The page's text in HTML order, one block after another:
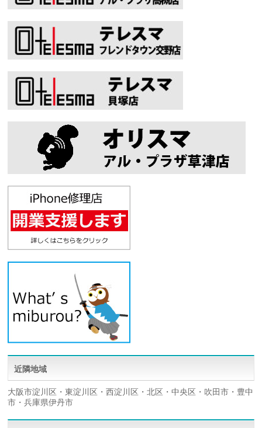
近隣地域
大阪市淀川区・東淀川区・西淀川区・北区・中央区・吹田市・豊中
市・兵庫県伊丹市